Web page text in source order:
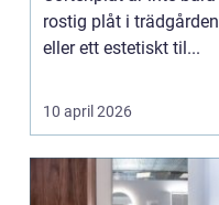
rostig plåt i trädgården
eller ett estetiskt til...
10 april 2026